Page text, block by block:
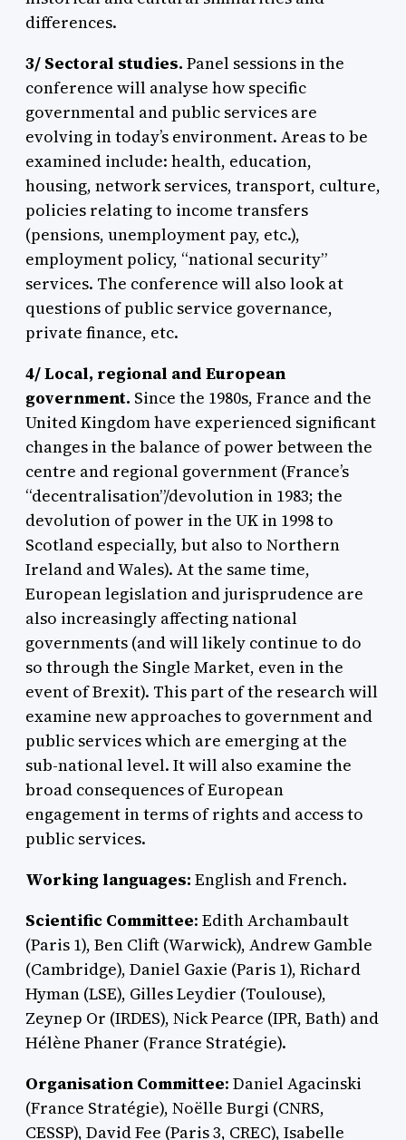
differences.
3/ Sectoral studies. Panel sessions in the
conference will analyse how specific
governmental and public services are
evolving in today’s environment. Areas to be
examined include: health, education,
housing, network services, transport, culture,
policies relating to income transfers
(pensions, unemployment pay, etc.),
employment policy, “national security”
services. The conference will also look at
questions of public service governance,
private finance, etc.
4/ Local, regional and European
government. Since the 1980s, France and the
United Kingdom have experienced significant
changes in the balance of power between the
centre and regional government (France’s
“decentralisation”/devolution in 1983; the
devolution of power in the UK in 1998 to
Scotland especially, but also to Northern
Ireland and Wales). At the same time,
European legislation and jurisprudence are
also increasingly affecting national
governments (and will likely continue to do
so through the Single Market, even in the
event of Brexit). This part of the research will
examine new approaches to government and
public services which are emerging at the
sub-national level. It will also examine the
broad consequences of European
engagement in terms of rights and access to
public services.
Working languages: English and French.
Scientific Committee: Edith Archambault
(Paris 1), Ben Clift (Warwick), Andrew Gamble
(Cambridge), Daniel Gaxie (Paris 1), Richard
Hyman (LSE), Gilles Leydier (Toulouse),
Zeynep Or (IRDES), Nick Pearce (IPR, Bath) and
Hélène Phaner (France Stratégie).
Organisation Committee: Daniel Agacinski
(France Stratégie), Noëlle Burgi (CNRS,
CESSP), David Fee (Paris 3, CREC), Isabelle